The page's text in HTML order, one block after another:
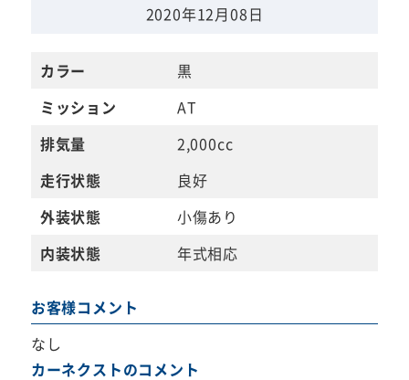
2020年12月08日
カラー
黒
ミッション
AT
排気量
2,000cc
走行状態
良好
外装状態
小傷あり
内装状態
年式相応
お客様コメント
なし
カーネクストのコメント